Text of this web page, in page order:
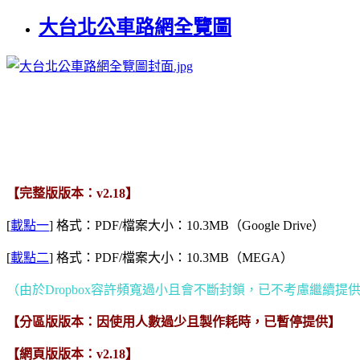
大台北公車路網全覽圖
【完整版版本：v2.18】
[載點一] 格式：PDF/檔案大小：10.3MB（Google Drive）
[載點二] 格式：PDF/檔案大小：10.3MB（MEGA）
（由於Dropbox容許頻寬過小且會不斷封鎖，已不考慮繼續提供
【分區版版本：因使用人數過少且製作耗時，已暫停提供】
【網頁版版本：v2.18】